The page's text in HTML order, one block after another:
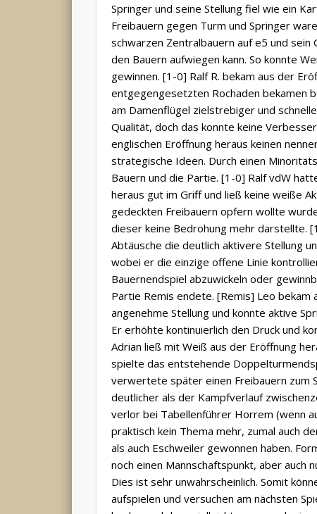
Springer und seine Stellung fiel wie ein
Freibauern gegen Turm und Springer
schwarzen Zentralbauern auf e5 und
den Bauern aufwiegen kann. So konnte
gewinnen. [1-0] Ralf R. bekam aus der
entgegengesetzten Rochaden bekamen
am Damenflügel zielstrebiger und
Qualität, doch das konnte keine
englischen Eröffnung heraus keinen
strategische Ideen. Durch einen
Bauern und die Partie. [1-0] Ralf vdW
heraus gut im Griff und ließ keine weiße
gedeckten Freibauern opfern wollte
dieser keine Bedrohung mehr darstellte.
Abtäusche die deutlich aktivere Stellung
wobei er die einzige offene Linie
Bauernendspiel abzuwickeln oder
Partie Remis endete. [Remis] Leo bekam
angenehme Stellung und konnte aktive
Er erhöhte kontinuierlich den Druck und
Adrian ließ mit Weiß aus der Eröffnung
spielte das entstehende
verwertete später einen Freibauern zum
deutlicher als der Kampfverlauf
verlor bei Tabellenführer Horrem (wenn
praktisch kein Thema mehr, zumal auch
als auch Eschweiler gewonnen haben.
noch einen Mannschaftspunkt, aber auch
Dies ist sehr unwahrscheinlich. Somit
aufspielen und versuchen am nächsten